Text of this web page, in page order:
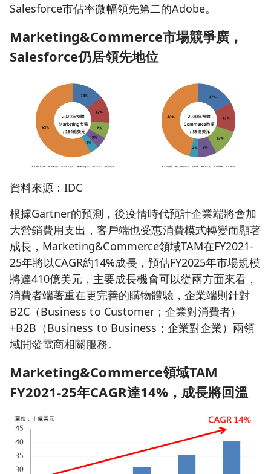
Salesforce市佔率微幅領先第二的Adobe。
Marketing&Commerce市場競爭廣，
Salesforce仍居領先地位
資料來源：IDC
根據Gartner的預測，後疫情時代預計企業端將會加
大營銷費用支出，客戶端也受惠消費模式轉變而顯著
成長，Marketing&Commerce領域TAM在FY2021-
25年將以CAGR約14%成長，預估FY2025年市場規模
將達410億美元，主要成長機會可以從兩方面來看，
消費者端著重在更完善的購物體驗，企業端則針對
B2C（Business to Customer；企業對消費者）
+B2B（Business to Business；企業對企業）兩領
域開發電商相關服務。
Marketing&Commerce領域TAM
FY2021-25年CAGR達14% ，成長將回溫